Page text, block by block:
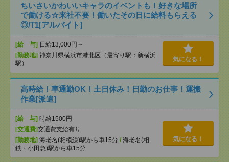
ちいさいかわいいキャラのイベントも！好きな場所
で働ける☆来社不要！働いたその日に給料もらえる
◎/T1[アルバイト]
[給 与] 日給13,000円～
[勤務地] 神奈川県横浜市港北区（最寄り駅：新横浜
駅）
気になる！
高時給！車通勤OK！土日休み！日勤のお仕事！運搬
作業[派遣]
[給 与] 時給1500円
[交通費]交通費支給有り
[勤務地] 海老名(相模線)駅から車15分 / 海老名(相
鉄・小田急)駅から車15分
気になる！